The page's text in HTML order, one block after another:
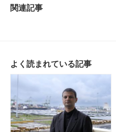
関連記事
よく読まれている記事